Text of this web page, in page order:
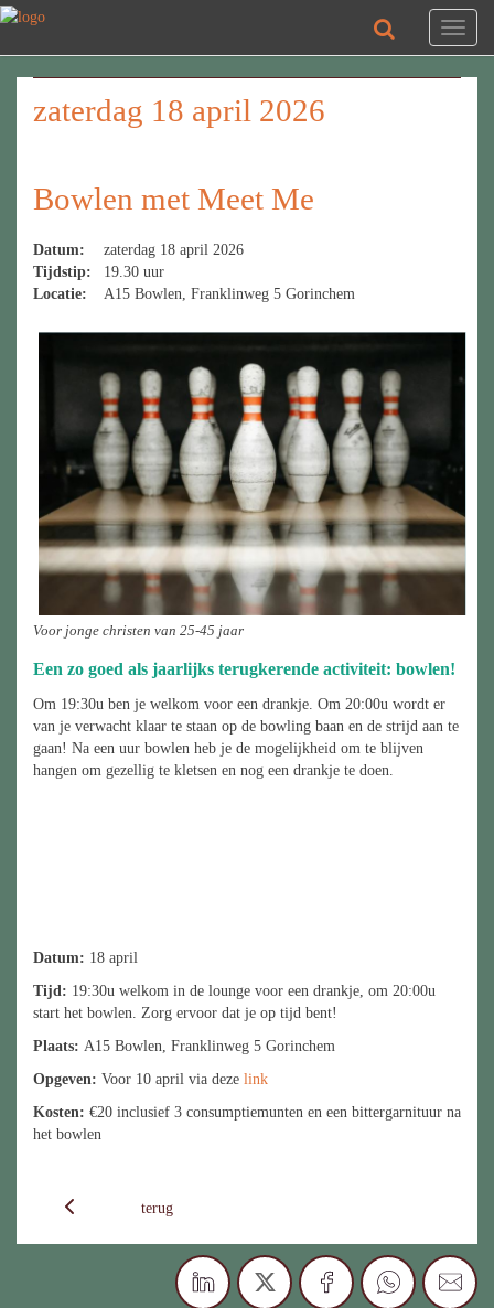
Toggle
zaterdag 18 april 2026
Bowlen met Meet Me
Datum:
zaterdag 18 april 2026
Tijdstip:
19.30 uur
Locatie:
A15 Bowlen, Franklinweg 5 Gorinchem
Voor jonge christen van 25-45 jaar
Een zo goed als jaarlijks terugkerende activiteit: bowlen!
Om 19:30u ben je welkom voor een drankje. Om 20:00u wordt er
van je verwacht klaar te staan op de bowling baan en de strijd aan te
gaan! Na een uur bowlen heb je de mogelijkheid om te blijven
hangen om gezellig te kletsen en nog een drankje te doen.
Datum: 18 april
Tijd: 19:30u welkom in de lounge voor een drankje, om 20:00u
start het bowlen. Zorg ervoor dat je op tijd bent!
Plaats: A15 Bowlen, Franklinweg 5 Gorinchem
Opgeven: Voor 10 april via deze link
Kosten: €20 inclusief 3 consumptiemunten en een bittergarnituur na
het bowlen
terug